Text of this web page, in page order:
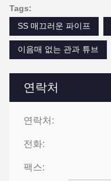
연락처
연락처:
전화:
팩스:
Tags:
SS 매끄러운 파이프
이음매 없는 관과 튜브